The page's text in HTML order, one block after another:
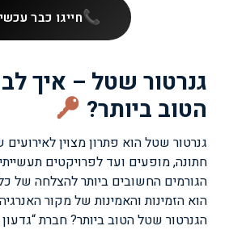
חייגו כבר
גנרטור שטל – איך
הטוב ביותר?
גנרטור שטל הוא פתרון מצוין לאירועים
חתונה, מופעים ועד לפרויקטים
הגורמים החשובים ביותר להצלחה של
הוא הזמינות והאמינות של מקור
הגנרטור שטל הטוב ביותר? חברת